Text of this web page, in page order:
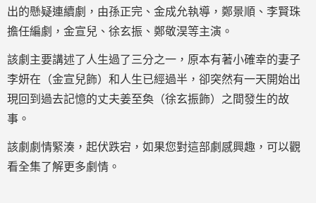
出的懸疑連續劇，由孫正完、金成允執導，鄭景順、李賢珠
擔任編劇，金宣兒、徐玄振、鄭敬淏等主演。
該劇主要講述了人生過了三分之一，原本有著小確幸的妻子
李妍在（金宣兒飾）和人生已經過半，卻突然有一天開始出
現回到過去記憶的丈夫姜至奐（徐玄振飾）之間發生的故
事。
該劇劇情緊湊，起伏跌宕，如果您對這部劇感興趣，可以觀
看全集了解更多劇情。